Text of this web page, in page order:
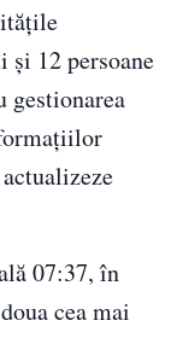
și 12 persoane
gestionarea
07:37, în
cea mai